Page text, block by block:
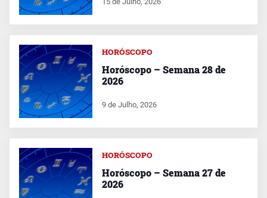
HORÓSCOPO
Horóscopo – Semana 28 de
2026
9 de Julho, 2026
HORÓSCOPO
Horóscopo – Semana 27 de
2026